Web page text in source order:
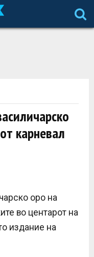
карневал
оро на
во центарот на
издание на